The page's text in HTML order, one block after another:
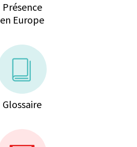
Présence
en Europe
Glossaire